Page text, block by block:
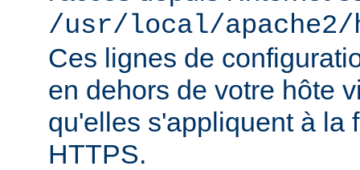
/usr/local/apache2/
Ces lignes de
en dehors de votre hôte
qu'elles s'appliquent à la
HTTPS.